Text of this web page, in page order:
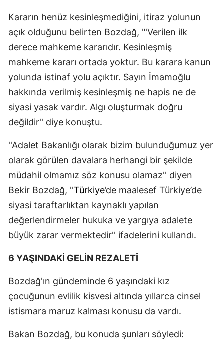
Hatay
Isparta
Mersin
İstanbul
İzmir
Kars
Kayseri
Kırklareli
Kırşehir
Kocaeli
Konya
Malatya
Manisa
Mardin
Kararın henüz kesinleşmediğini, itiraz yolunun
açık olduğunu belirten Bozdağ, "'Verilen ilk
derece mahkeme kararıdır. Kesinleşmiş
mahkeme kararı ortada yoktur. Bu karara kanun
yolunda istinaf yolu açıktır. Sayın İmamoğlu
hakkında verilmiş kesinleşmiş ne hapis ne de
siyasi yasak vardır. Algı oluşturmak doğru
değildir'' diye konuştu.
''Adalet Bakanlığı olarak bizim bulunduğumuz yer
olarak görülen davalara herhangi bir şekilde
müdahil olmamız söz konusu olamaz'' diyen
Bekir Bozdağ, ''Türkiye’de maalesef Türkiye’de
siyasi taraftarlıktan kaynaklı yapılan
değerlendirmeler hukuka ve yargıya adalete
büyük zarar vermektedir'' ifadelerini kullandı.
6 YAŞINDAKİ GELİN REZALETİ
Bozdağ'ın gündeminde 6 yaşındaki kız
çocuğunun evlilik kisvesi altında yıllarca cinsel
istismara maruz kalması konusu da vardı.
Bakan Bozdağ, bu konuda şunları söyledi: